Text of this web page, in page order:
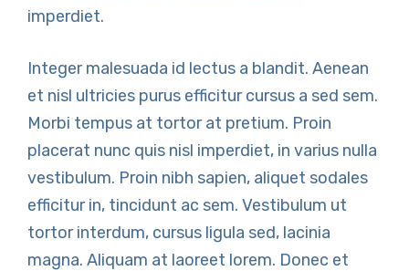
imperdiet.
Integer malesuada id lectus a blandit. Aenean
et nisl ultricies purus efficitur cursus a sed sem.
Morbi tempus at tortor at pretium. Proin
placerat nunc quis nisl imperdiet, in varius nulla
vestibulum. Proin nibh sapien, aliquet sodales
efficitur in, tincidunt ac sem. Vestibulum ut
tortor interdum, cursus ligula sed, lacinia
magna. Aliquam at laoreet lorem. Donec et